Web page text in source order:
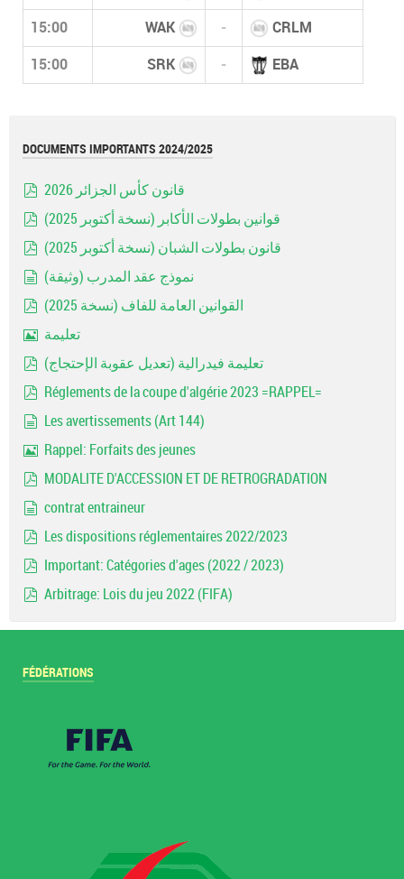
15:00 WAK - CRLM
15:00 SRK - EBA
DOCUMENTS IMPORTANTS 2024/2025
قانون كأس الجزائر 2026
قوانين بطولات الأكابر (نسخة أكتوبر 2025)
قانون بطولات الشبان (نسخة أكتوبر 2025)
نموذج عقد المدرب (وثيقة)
القوانين العامة للفاف (نسخة 2025)
تعليمة
تعليمة فيدرالية (تعديل عقوبة الإحتجاج)
Réglements de la coupe d'algérie 2023 =RAPPEL=
Les avertissements (Art 144)
Rappel: Forfaits des jeunes
MODALITE D'ACCESSION ET DE RETROGRADATION
contrat entraineur
Les dispositions réglementaires 2022/2023
Important: Catégories d'ages (2022 / 2023)
Arbitrage: Lois du jeu 2022 (FIFA)
FÉDÉRATIONS